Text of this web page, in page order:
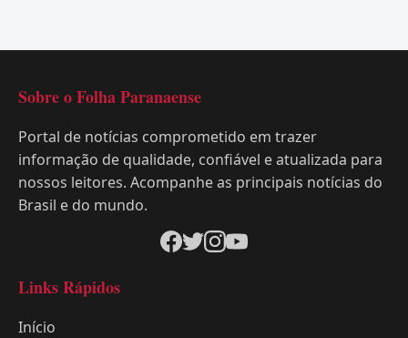
Sobre o Folha Paranaense
Portal de notícias comprometido em trazer
informação de qualidade, confiável e atualizada para
nossos leitores. Acompanhe as principais notícias do
Brasil e do mundo.
Links Rápidos
Início